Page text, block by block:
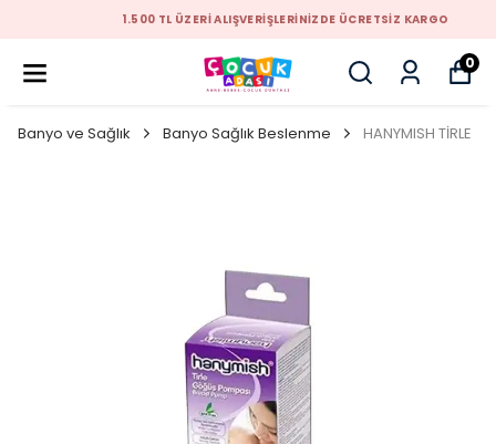
1.500 TL ÜZERİ ALIŞVERİŞLERİNİZDE ÜCRETSİZ KARGO
0
Banyo ve Sağlık Banyo Sağlık Beslenme HANYMISH TİRLE